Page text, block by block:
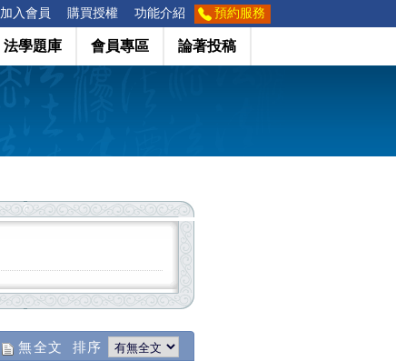
加入會員 購買授權 功能介紹 預約服務
法學題庫 會員專區 論著投稿
無全文 排序